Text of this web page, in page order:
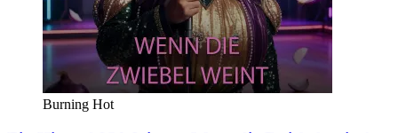
Burning Hot